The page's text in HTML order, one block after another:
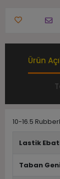
Ürün
10-16.5
Lastik
Taban